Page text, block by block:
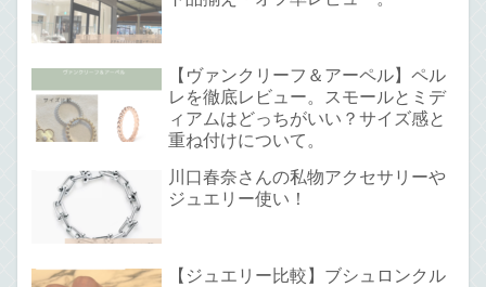
【ヴァンクリーフ＆アーペル】ペル
レを徹底レビュー。スモールとミデ
ィアムはどっちがいい？サイズ感と
重ね付けについて。
川口春奈さんの私物アクセサリーや
ジュエリー使い！
【ジュエリー比較】ブシュロンクル